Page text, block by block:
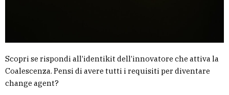
Scopri se rispondi all’identikit dell’innovatore che attiva la
Coalescenza. Pensi di avere tutti i requisiti per diventare
change agent?